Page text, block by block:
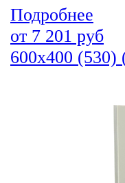
Подробнее
от 7 201 руб
600х400